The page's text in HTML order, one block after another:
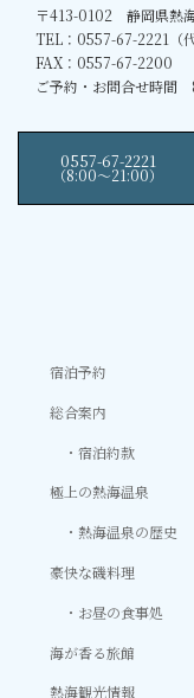
〒413-0102 静岡県熱
TEL：0557-67-2221（代
FAX：0557-67-2200
ご予約・お問合せ時間
0557-67-2221
（8:00〜21:00）
宿泊予約
総合案内
宿泊約款
極上の熱海温泉
熱海温泉の歴史
豪快な磯料理
お昼の食事処
海が香る旅館
熱海観光情報